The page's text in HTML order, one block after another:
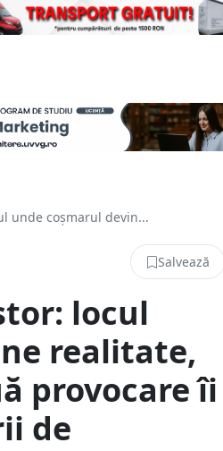
unde coșmarul devin...
Salvează
locul
realitate,
provocare îi
de